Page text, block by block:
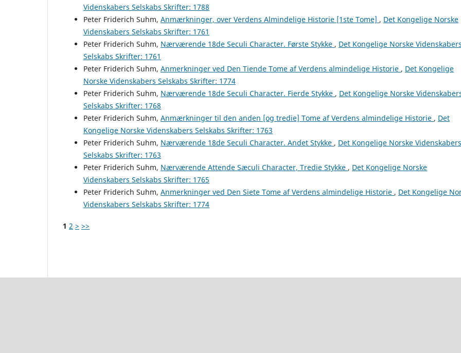
Videnskabers Selskabs Skrifter: 1788
Peter Friderich Suhm, Anmærkninger, over Verdens Almindelige Historie [1ste Tome] , Det Kongelige Norske
Videnskabers Selskabs Skrifter: 1761
Peter Friderich Suhm, Nærværende 18de Seculi Character. Første Stykke , Det Kongelige Norske
Selskabs Skrifter: 1761
Peter Friderich Suhm, Anmerkninger ved Den Tiende Tome af Verdens almindelige Historie , Det Kongelige
Norske Videnskabers Selskabs Skrifter: 1774
Peter Friderich Suhm, Nærværende 18de Seculi Character. Fierde Stykke , Det Kongelige Norske
Selskabs Skrifter: 1768
Peter Friderich Suhm, Anmærkninger til den anden [og tredie] Tome af Verdens almindelige Historie , Det
Kongelige Norske Videnskabers Selskabs Skrifter: 1763
Peter Friderich Suhm, Nærværende 18de Seculi Character. Andet Stykke , Det Kongelige Norske Videnskabers
Selskabs Skrifter: 1763
Peter Friderich Suhm, Nærværende Attende Sæculi Character, Tredie Stykke , Det Kongelige Norske
Videnskabers Selskabs Skrifter: 1765
Peter Friderich Suhm, Anmerkninger ved Den Siete Tome af Verdens almindelige Historie , Det Kongelige
Videnskabers Selskabs Skrifter: 1774
1 2 > >>